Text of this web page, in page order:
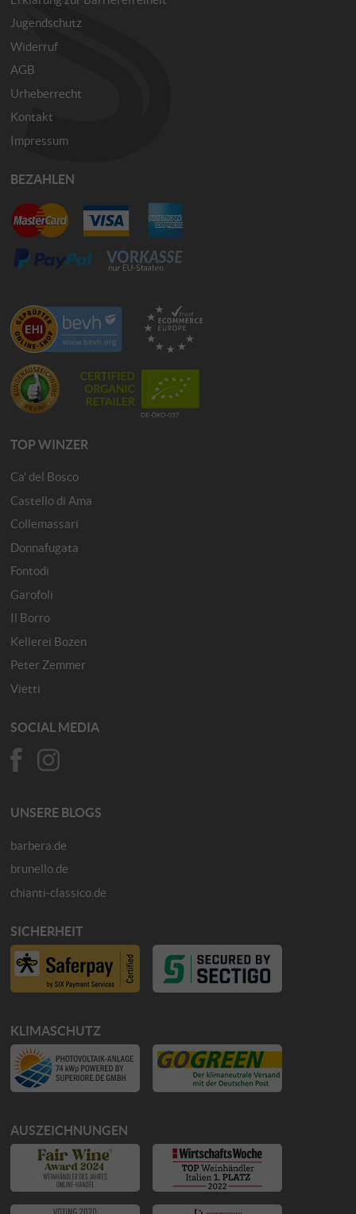
Jugendschutz
Widerruf
AGB
Urheberrecht
Kontakt
Impressum
BEZAHLEN
TOP WINZER
Ca' del Bosco
Castello di Ama
Collemassari
Donnafugata
Fontodi
Garofoli
Il Borro
Kellerei Bozen
Peter Zemmer
Vietti
SOCIAL MEDIA
UNSERE BLOGS
barbera.de
brunello.de
chianti-classico.de
SICHERHEIT
KLIMASCHUTZ
AUSZEICHNUNGEN